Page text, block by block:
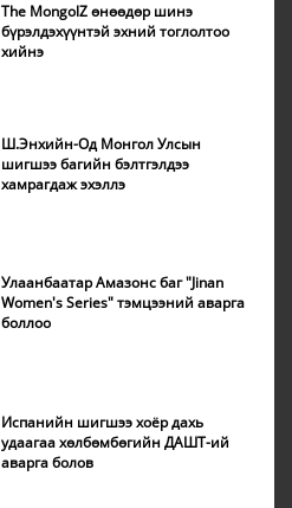
The MongolZ өнөөдөр шинэ
бүрэлдэхүүнтэй эхний тоглолтоо
хийнэ
Ш.Энхийн-Од Монгол Улсын
шигшээ багийн бэлтгэлдээ
хамрагдаж эхэллэ
Улаанбаатар Амазонс баг "Jinan
Women's Series" тэмцээний аварга
боллоо
Испанийн шигшээ хоёр дахь
удаагаа хөлбөмбөгийн ДАШТ-ий
аварга болов